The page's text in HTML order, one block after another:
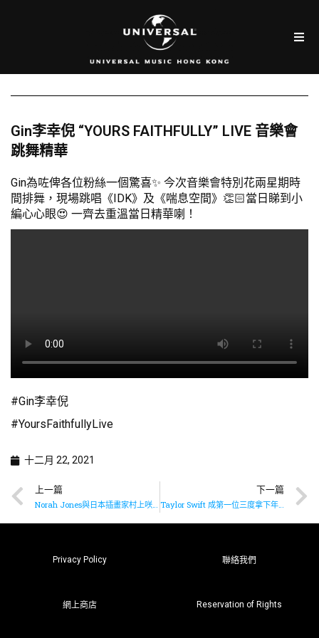
Gin李幸倪 “YOURS FAITHFULLY” LIVE 音樂會
跳舞精華
Gin為咗俾各位粉絲一個驚喜✨ 今次音樂會特別花兩星期時
間排舞，現場跳唱《IDK》及《喘息空間》👏🏻當日睇到小
編心心眼😍 一齊去重溫當日精華喇！
#Gin李幸倪
#YoursFaithfullyLive
十二月 22, 2021
上一篇
Norah Jones與日本插畫家村上咲合作為聖誕原創歌製作動畫MV
下一篇
Taylor Swift 成第一位三度拿下年度專輯女歌手
Privacy Policy 聯絡我們
網上商店 Reservation of Rights